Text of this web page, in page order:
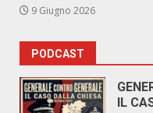
9 Giugno 2026
PODCAST
IL